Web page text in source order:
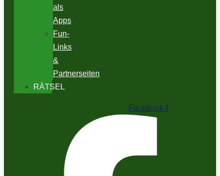
als
Apps
Fun-
Links
&
Partnerseiten
RÄTSEL
Facebook-f